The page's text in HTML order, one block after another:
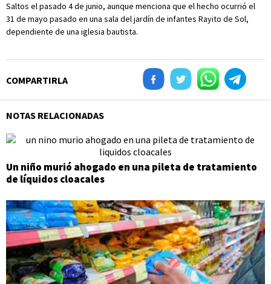
Saltos el pasado 4 de junio, aunque menciona que el hecho ocurrió el
31 de mayo pasado en una sala del jardín de infantes Rayito de Sol,
dependiente de una iglesia bautista.
COMPARTIRLA
NOTAS RELACIONADAS
Un niño murió ahogado en una pileta de tratamiento
de líquidos cloacales